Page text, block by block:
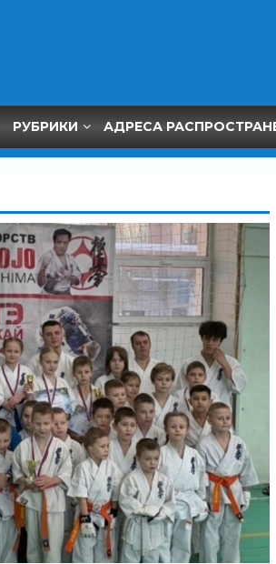
РУБРИКИ АДРЕСА